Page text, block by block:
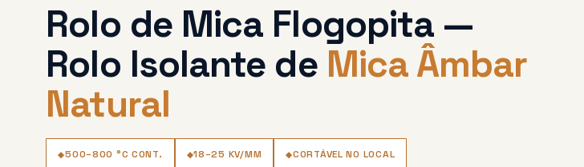
Rolo de Mica Flogopita —
Rolo Isolante de Mica Âmbar
Natural
500–800 °C CONT. 18–25 KV/MM CORTÁVEL NO LOCAL